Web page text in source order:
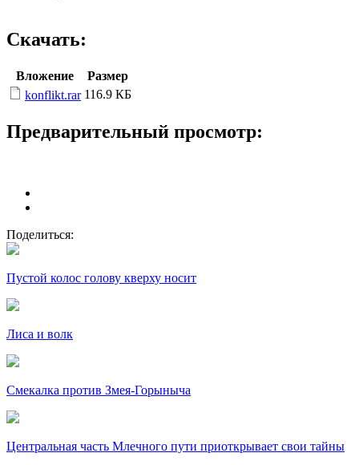
Скачать:
Вложение
Размер
konflikt.rar 116.9 КБ
Предварительный просмотр:
Поделиться:
Пустой колос голову кверху носит
Лиса и волк
Смекалка против Змея-Горыныча
Центральная часть Млечного пути приоткрывает свои тайны